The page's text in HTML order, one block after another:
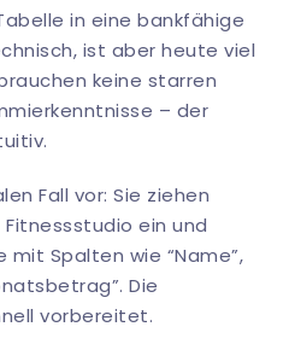
in eine bankfähige
ist aber heute viel
keine starren
– der
Fall vor: Sie ziehen
ein und
mit Spalten wie “Name”,
Die
vorbereitet.